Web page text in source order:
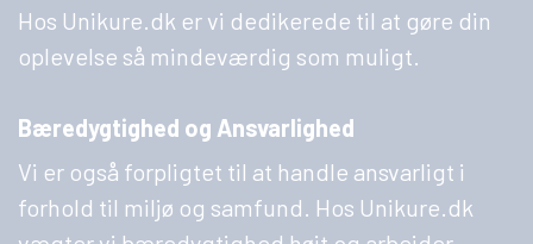
Hos Unikure.dk er vi dedikerede til at gøre din
oplevelse så mindeværdig som muligt.
Bæredygtighed og Ansvarlighed
Vi er også forpligtet til at handle ansvarligt i
forhold til miljø og samfund. Hos Unikure.dk